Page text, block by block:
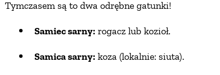
Tymczasem są to dwa odrębne gatunki!
Samiec sarny: rogacz lub kozioł.
Samica sarny: koza (lokalnie: siuta).